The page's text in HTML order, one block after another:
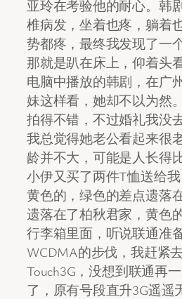
亚玲在考验他的耐心。韩
椎病发，坐着也疼，躺着
势都疼，最终我发现了一
那就是趴在床上，仰着头
电脑中播放的韩剧，在广
妹这样看，她却不以为然
拍得不错，不过婚礼我没
我总觉得她老公看起来很
龄并不大，可能是人长得
小伊又买了两件T恤送给
黄色的，绿色的差点遗落
遗落在了柏秋君家，黄色
行李箱里面，听说联通准
WCDMA的步伐，我赶紧
Touch3G，没想到联通再
了，原有号段直升3G遥遥